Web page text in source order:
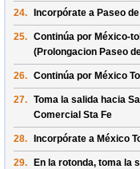
24. Incorpórate a Paseo
25. Continúa por México-
(Prolongacion Paseo
26. Continúa por México
27. Toma la salida hacia
Comercial Sta Fe
28. Incorpórate a México
29. En la rotonda, toma la